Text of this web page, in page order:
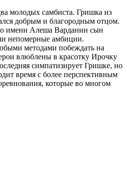
молодых самбиста. Гришка из
добрым и благородным отцом.
имени Алеша Варданин сын
непомерные амбиции.
методами побеждать на
влюблены в красотку Ирочку
симпатизирует Гришке, но
время с более перспективным
которые во многом